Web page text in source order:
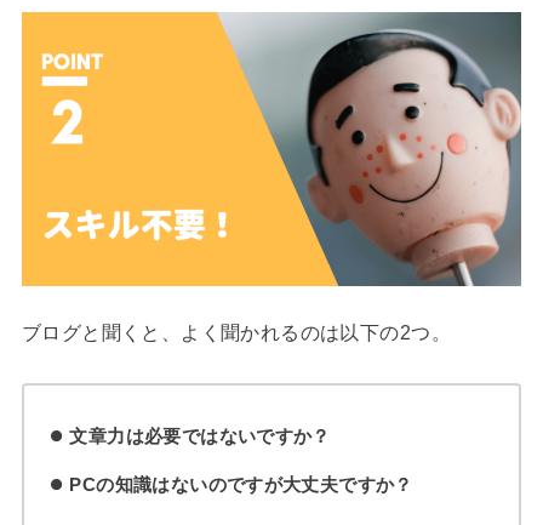
ブログと聞くと、よく聞かれるのは以下の2つ。
文章力は必要ではないですか？
PCの知識はないのですが大丈夫ですか？